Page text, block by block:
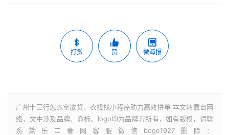
打赏 赞 微海报
广州十三行怎么拿散货，衣找找小程序助力高效拼单 本文转载自网
络，文中涉及品牌、商标、logo均为品牌方所有，如有版权，请联
系黛乐二奢网客服微信boge1927删除：